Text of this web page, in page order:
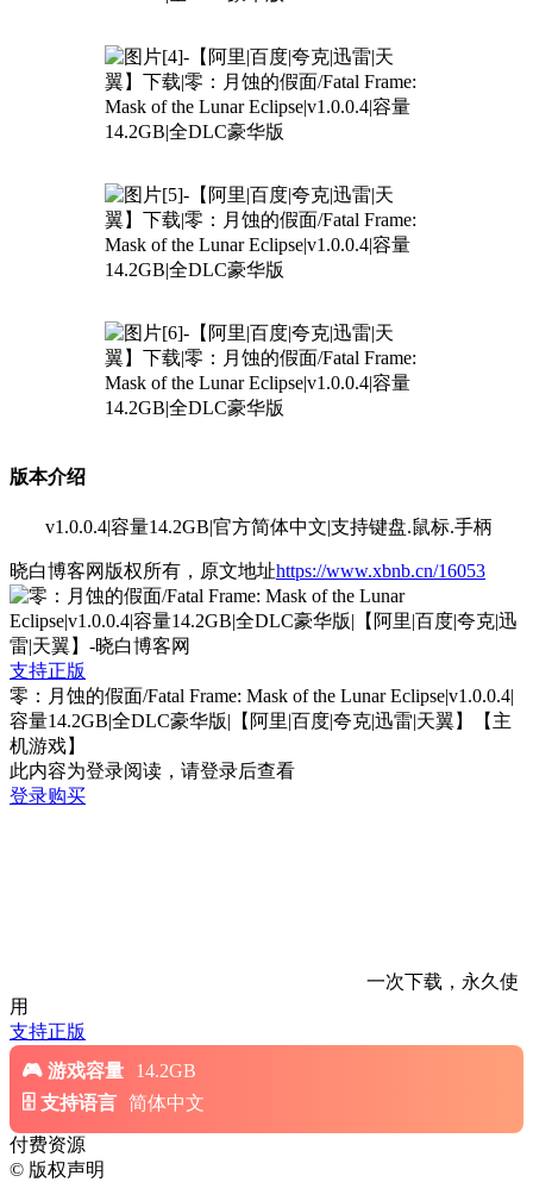
版本介绍
v1.0.0.4|容量14.2GB|官方简体中文|支持键盘.鼠标.手柄
晓白博客网版权所有，原文地址https://www.xbnb.cn/16053
支持正版
零：月蚀的假面/Fatal Frame: Mask of the Lunar Eclipse|v1.0.0.4|
容量14.2GB|全DLC豪华版|【阿里|百度|夸克|迅雷|天翼】【主
机游戏】
此内容为登录阅读，请登录后查看
登录购买
一次下载，永久使
用
支持正版
游戏容量
14.2GB
支持语言 简体中文
付费资源
© 版权声明